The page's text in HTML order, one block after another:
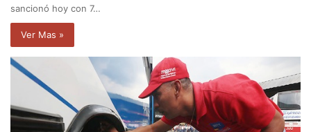
sancionó hoy con 7…
Ver Mas »